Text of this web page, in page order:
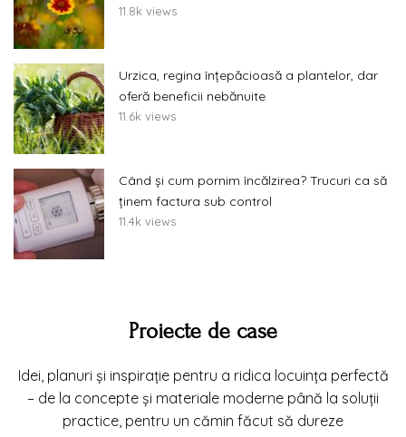
11.8k views
Urzica, regina înțepăcioasă a plantelor, dar
oferă beneficii nebănuite
11.6k views
Când și cum pornim încălzirea? Trucuri ca să
ținem factura sub control
11.4k views
Proiecte de case
Idei, planuri și inspirație pentru a ridica locuința perfectă
– de la concepte și materiale moderne până la soluții
practice, pentru un cămin făcut să dureze